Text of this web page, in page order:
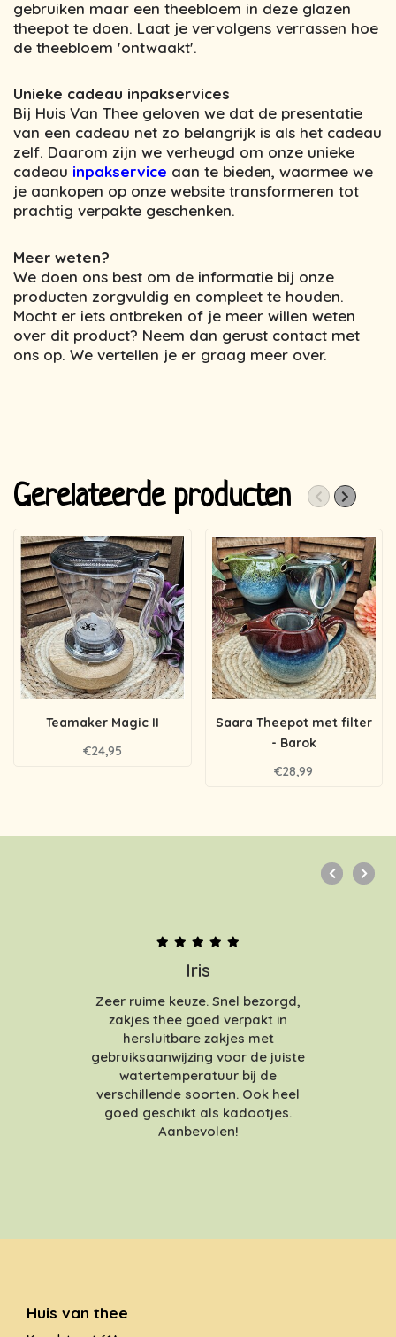
gebruiken maar een theebloem in deze glazen
theepot te doen. Laat je vervolgens verrassen hoe
de theebloem 'ontwaakt'.
Unieke cadeau inpakservices
Bij Huis Van Thee geloven we dat de presentatie
van een cadeau net zo belangrijk is als het cadeau
zelf. Daarom zijn we verheugd om onze unieke
cadeau inpakservice aan te bieden, waarmee we
je aankopen op onze website transformeren tot
prachtig verpakte geschenken.
Meer weten?
We doen ons best om de informatie bij onze
producten zorgvuldig en compleet te houden.
Mocht er iets ontbreken of je meer willen weten
over dit product? Neem dan gerust contact met
ons op. We vertellen je er graag meer over.
Gerelateerde producten
Teamaker Magic II
€24,95
Saara Theepot met filter
- Barok
€28,99
Iris
Zeer ruime keuze. Snel bezorgd,
zakjes thee goed verpakt in
hersluitbare zakjes met
gebruiksaanwijzing voor de juiste
watertemperatuur bij de
verschillende soorten. Ook heel
goed geschikt als kadootjes.
Aanbevolen!
Huis van thee